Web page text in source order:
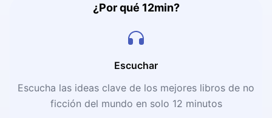
¿Por qué 12min?
Escuchar
Escucha las ideas clave de los mejores libros de no
ficción del mundo en solo 12 minutos